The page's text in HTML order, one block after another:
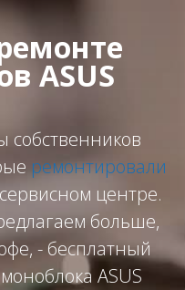
ASUS
собственников
ремонтировали
центре.
больше,
- бесплатный
ASUS